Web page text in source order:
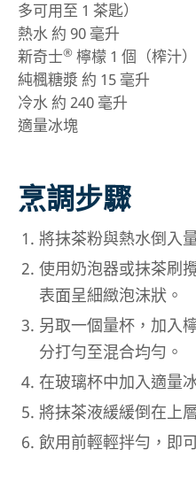
多可用至 1 茶匙）
熱水 約 90 毫升
新奇士® 檸檬 1 個（榨汁）
純楓糖漿 約 15 毫升
冷水 約 240 毫升
適量冰塊
烹調步驟
將抹茶粉與熱水倒入
使用奶泡器或抹茶刷
表面呈細緻泡沫狀。
另取一個量杯，加入
分打勻至混合均勻。
在玻璃杯中加入適量
將抹茶液緩緩倒在上
飲用前輕輕拌勻，即